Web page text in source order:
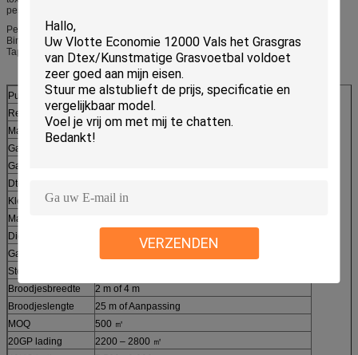
VERZENDEN
pesticiden, veilig voor huisdieren en kinderen.
Perfectioneer voor Openluchtdecor, zoals Tuin, Gazon, Terras, Landschap,
Binnenplaats, Dek, Portiek en andere openluchtplaats. Ook gebruikt als Mat,
Tapijt in binnen.
Punt
Modellerend Synthetisch Gras
Reeks
LR102
Materiaal
PE + PP
Garenhoogte
Garenvorm
Dtex
Kleur
Appelgroen + Groen Gebied + Beige + Lichtgroen
Maat
Dichtheid
13.650 - 63.000 Stitches/㎡
Garantie
Steun
Broodjesbreedte
2 m of 4 m
Broodjeslengte
25 m of Aanpassing
MOQ
500 ㎡
20GP lading
2200 – 2800 ㎡